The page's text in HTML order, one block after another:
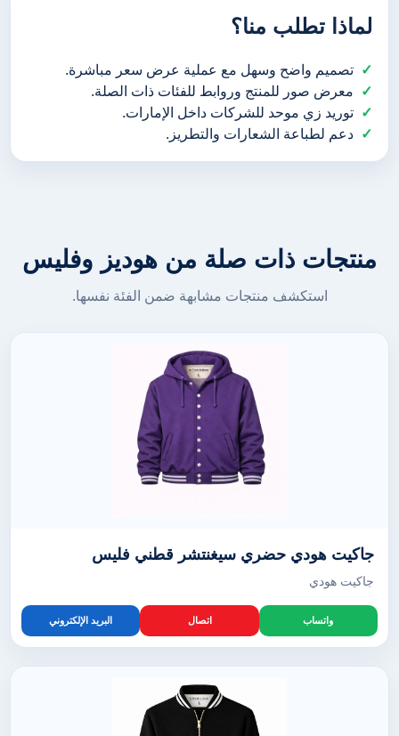
لماذا تطلب منا؟
تصميم واضح وسهل مع عملية عرض سعر مباشرة.
معرض صور للمنتج وروابط للفئات ذات الصلة.
توريد زي موحد للشركات داخل الإمارات.
دعم لطباعة الشعارات والتطريز.
منتجات ذات صلة من هوديز وفليس
استكشف منتجات مشابهة ضمن الفئة نفسها.
جاكيت هودي حضري سيغنتشر قطني فليس
جاكيت هودي
واتساب اتصال البريد الإلكتروني